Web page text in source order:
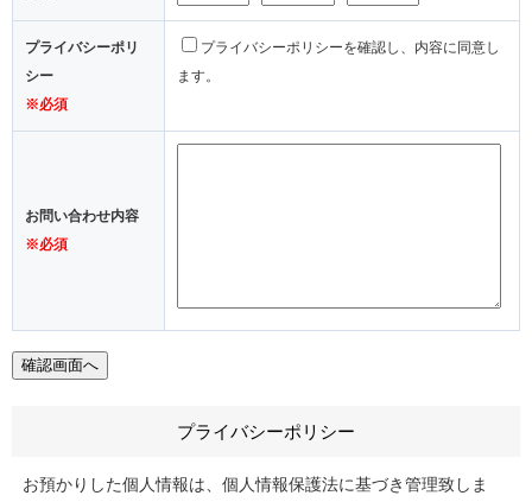
プライバシーポリ
シー
※必須
プライバシーポリシーを確認し、内容に同意し
ます。
お問い合わせ内容
※必須
プライバシーポリシー
お預かりした個人情報は、個人情報保護法に基づき管理致しま